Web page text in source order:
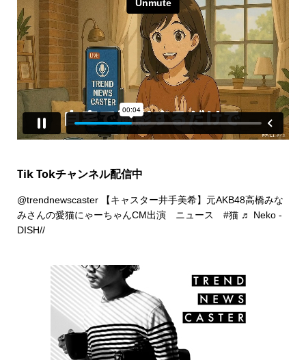
Tik Tokチャンネル配信中
@trendnewscaster【キャスター井手美希】元AKB48高橋みな
みさんの愛猫にゃーちゃんCM出演 ニュース #猫 ♬ Neko -
DISH//